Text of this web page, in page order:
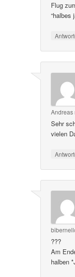
Flug
“halbes
Andreas
Sehr
vielen
???
Am
halben